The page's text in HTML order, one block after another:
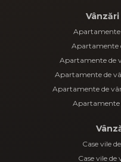
Apartamente
Apartamente
Apartamente de
Apartamente de
Apartamente de
Apartamente
Case vile
Case vile